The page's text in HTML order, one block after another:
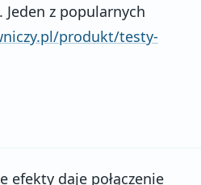
z popularnych
produkt/testy-
efekty daje połączenie